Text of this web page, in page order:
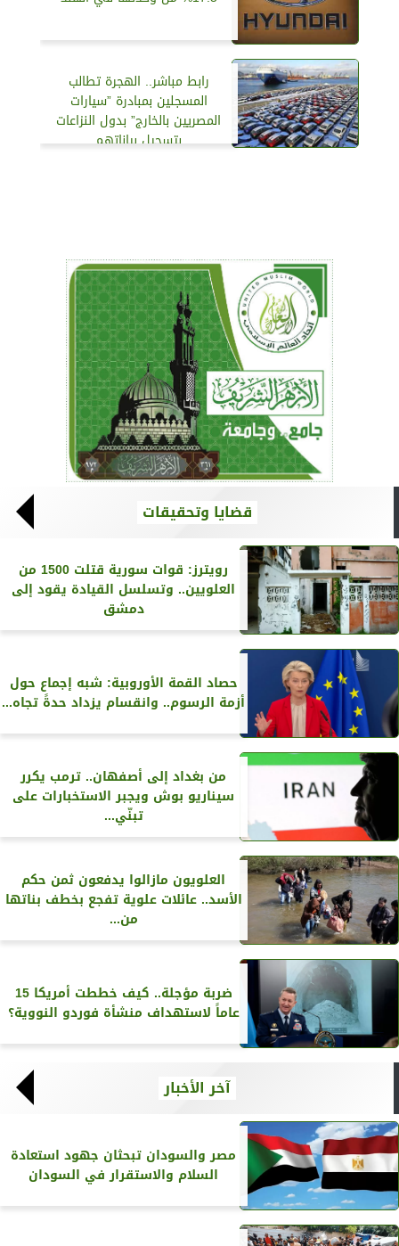
رابط مباشر.. الهجرة تطالب
المسجلين بمبادرة ”سيارات
المصريين بالخارج” بدول النزاعات
بتسجيل بياناتهم
قضايا وتحقيقات
رويترز‏: قوات سورية قتلت 1500 من
العلويين.. وتسلسل القيادة يقود إلى
دمشق
حصاد القمة الأوروبية: شبه إجماع حول
أزمة الرسوم.. وانقسام يزداد حدةً تجاه...
من بغداد إلى أصفهان.. ترمب يكرر
سيناريو بوش ويجبر الاستخبارات على
تبنّي...
العلويون مازالوا يدفعون ثمن حكم
الأسد.. عائلات علوية تفجع بخطف بناتها
من...
ضربة مؤجلة.. كيف خططت أمريكا 15
عاماً لاستهداف منشأة فوردو النووية؟
آخر الأخبار
مصر والسودان تبحثان جهود استعادة
السلام والاستقرار في السودان